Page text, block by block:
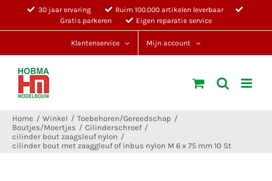
30 jaar ervaring
Ruim 100.000 artikelen leverbaar
Gratis parkeren
Eigen reparatie service
Klantenservice Mijn account
Home Winkel
Toebehoren/Gereedschap
Boutjes/Moertjes
Cilinderschroef
cilinder bout zaagsleuf nylon
cilinder bout met zaaggleuf of inbus nylon M 6 x 75 mm 10 St